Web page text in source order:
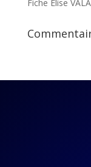
Fiche Elise